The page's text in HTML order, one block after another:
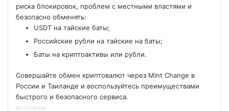
риска блокировок, проблем с местными властями и
безопасно обменять:
USDT на тайские баты;
Российские рубли на тайские на баты;
Баты на криптоактивы или рубли.
Совершайте обмен криптовалют через Mint Change в
России и Таиланде и воспользуйтесь преимуществами
быстрого и безопасного сервиса.
источник